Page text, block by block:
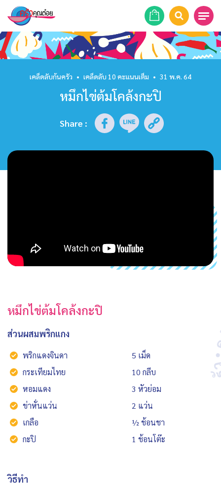
หน้าแรก
สูตรอาหาร
รายการย้อนหลัง
เคล็ดลับก้นครัว • เคล็ดลับ 10 คะแนนเต็ม • 31 พ.ค. 64
หมึกไข่ต้มโคล้งกะปิ
Share :
หมึกไข่ต้มโคล้งกะปิ
ส่วนผสมพริกแกง
พริกแดงจินดา
5 เม็ด
กระเทียมไทย
10 กลีบ
หอมแดง
3 หัวย่อม
ข่าหั่นแว่น
2 แว่น
เกลือ
½ ช้อนชา
กะปิ
1 ช้อนโต๊ะ
วิธีทำ